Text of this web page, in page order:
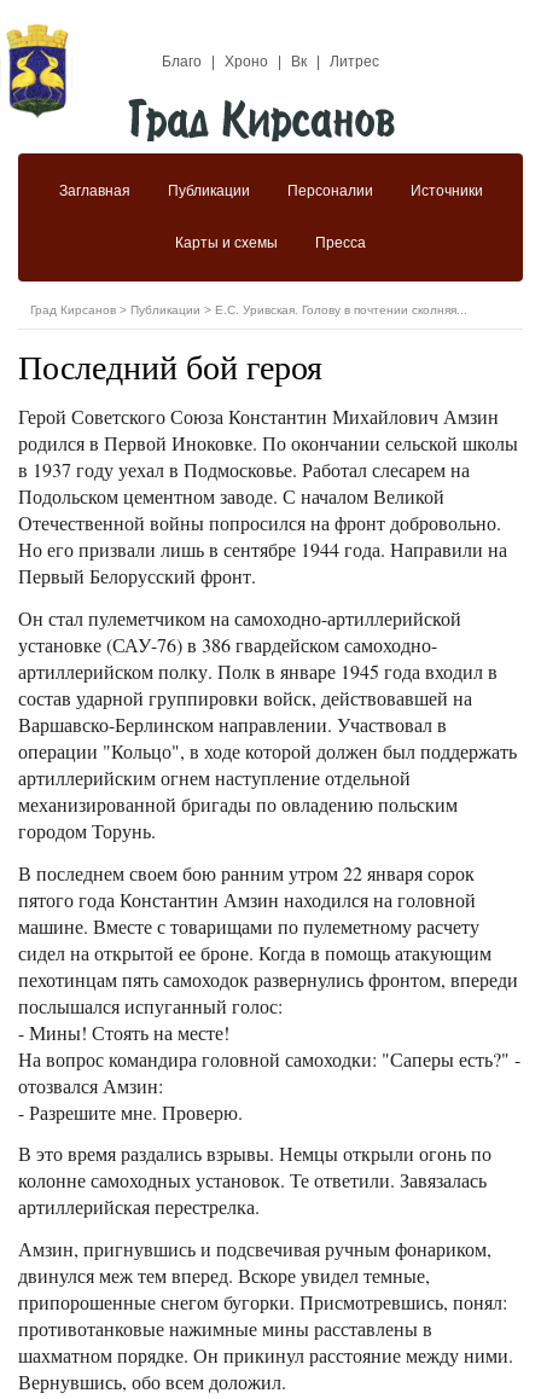
Благо Хроно Вк Литрес
Заглавная Публикации Персоналии Источники
Карты и схемы Пресса
Град Кирсанов > Публикации > Е.С. Уривская. Голову в почтении сколняя...
Последний бой героя
Герой Советского Союза Константин Михайлович Амзин
родился в Первой Иноковке. По окончании сельской школы
в 1937 году уехал в Подмосковье. Работал слесарем на
Подольском цементном заводе. С началом Великой
Отечественной войны попросился на фронт добровольно.
Но его призвали лишь в сентябре 1944 года. Направили на
Первый Белорусский фронт.
Он стал пулеметчиком на самоходно-артиллерийской
установке (САУ-76) в 386 гвардейском самоходно-
артиллерийском полку. Полк в январе 1945 года входил в
состав ударной группировки войск, действовавшей на
Варшавско-Берлинском направлении. Участвовал в
операции "Кольцо", в ходе которой должен был поддержать
артиллерийским огнем наступление отдельной
механизированной бригады по овладению польским
городом Торунь.
В последнем своем бою ранним утром 22 января сорок
пятого года Константин Амзин находился на головной
машине. Вместе с товарищами по пулеметному расчету
сидел на открытой ее броне. Когда в помощь атакующим
пехотинцам пять самоходок развернулись фронтом, впереди
послышался испуганный голос:
- Мины! Стоять на месте!
На вопрос командира головной самоходки: "Саперы есть?" -
отозвался Амзин:
- Разрешите мне. Проверю.
В это время раздались взрывы. Немцы открыли огонь по
колонне самоходных установок. Те ответили. Завязалась
артиллерийская перестрелка.
Амзин, пригнувшись и подсвечивая ручным фонариком,
двинулся меж тем вперед. Вскоре увидел темные,
припорошенные снегом бугорки. Присмотревшись, понял:
противотанковые нажимные мины расставлены в
шахматном порядке. Он прикинул расстояние между ними.
Вернувшись, обо всем доложил.